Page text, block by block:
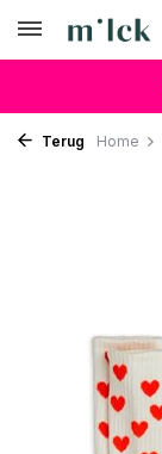
Terug Home